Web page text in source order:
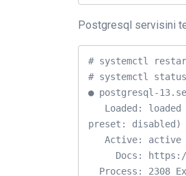
Postgresql servisini
# systemctl
# systemctl
● postgresql-
preset: disabled)